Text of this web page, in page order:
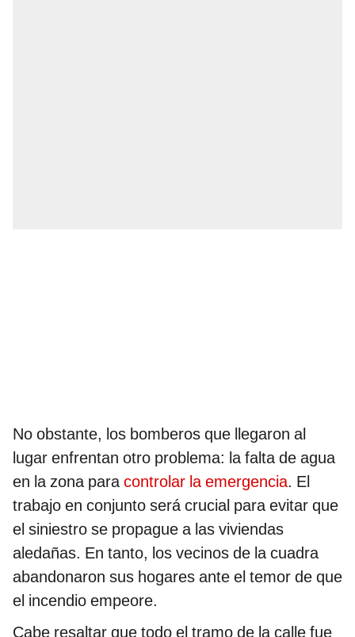
No obstante, los bomberos que llegaron al
lugar enfrentan otro problema: la falta de agua
en la zona paracontrolar la emergencia. El
trabajo en conjunto será crucial para evitar que
el siniestro se propague a las viviendas
aledañas. En tanto, los vecinos de la cuadra
abandonaron sus hogares ante el temor de que
el incendio empeore.
Cabe resaltar que todo el tramo de la calle fue